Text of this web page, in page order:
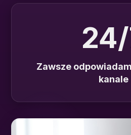
Zawsze
kanale